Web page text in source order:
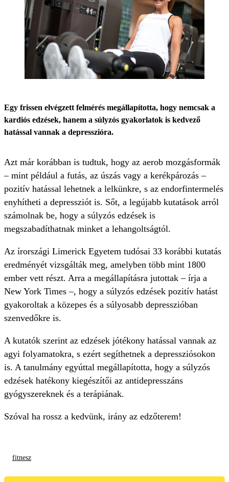
Egy frissen elvégzett felmérés megállapította, hogy nemcsak a
kardiós edzések, hanem a súlyzós gyakorlatok is kedvező
hatással vannak a depresszióra.
Azt már korábban is tudtuk, hogy az aerob mozgásformák
– mint például a futás, az úszás vagy a kerékpározás –
pozitív hatással lehetnek a lelkünkre, s az endorfintermelés
enyhítheti a depressziót is. Sőt, a legújabb kutatások arról
számolnak be, hogy a súlyzós edzések is
megszabadíthatnak minket a lehangoltságtól.
Az írországi Limerick Egyetem tudósai 33 korábbi kutatás
eredményét vizsgálták meg, amelyben több mint 1800
ember vett részt. Arra a megállapításra jutottak – írja a
New York Times –, hogy a súlyzós edzések pozitív hatást
gyakoroltak a közepes és a súlyosabb depresszióban
szenvedőkre is.
A kutatók szerint az edzések jótékony hatással vannak az
agyi folyamatokra, s ezért segíthetnek a depressziósokon
is. A tanulmány egyúttal megállapította, hogy a súlyzós
edzések hatékony kiegészítői az antidepresszáns
gyógyszereknek és a terápiának.
Szóval ha rossz a kedvünk, irány az edzőterem!
fitnesz